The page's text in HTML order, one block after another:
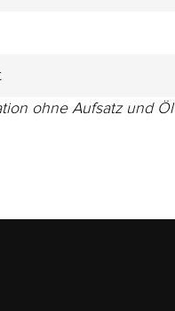
ohne Aufsatz und Öl